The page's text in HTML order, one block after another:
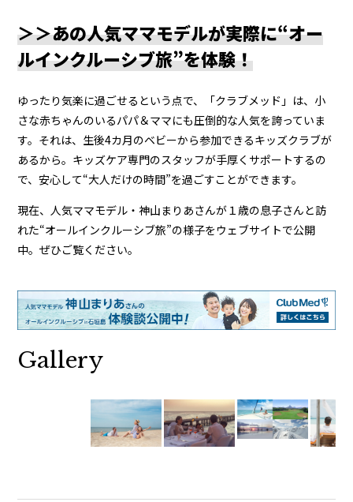
＞＞あの人気ママモデルが実際に“オー
ルインクルーシブ旅”を体験！
ゆったり気楽に過ごせるという点で、「クラブメッド」は、小
さな赤ちゃんのいるパパ＆ママにも圧倒的な人気を誇っていま
す。それは、生後4カ月のベビーから参加できるキッズクラブが
あるから。キッズケア専門のスタッフが手厚くサポートするの
で、安心して“大人だけの時間”を過ごすことができます。
現在、人気ママモデル・神山まりあさんが１歳の息子さんと訪
れた“オールインクルーシブ旅”の様子をウェブサイトで公開
中。ぜひご覧ください。
Gallery